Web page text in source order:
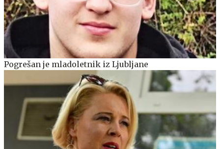
Pogrešan je mladoletnik iz Ljubljane